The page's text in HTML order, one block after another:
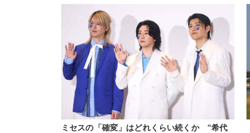
ミセスの「確変」はどれくらい続くか “希代